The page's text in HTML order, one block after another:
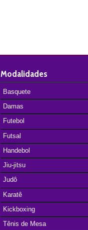
Modalidades
Basquete
Damas
Futebol
Futsal
Handebol
Jiu-jitsu
Judô
Karatê
Kickboxing
Tênis de Mesa